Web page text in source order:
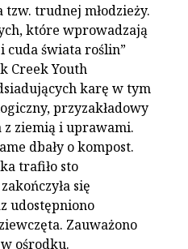
trudnej młodzieży.
które wprowadzają
cuda świata roślin”
Creek Youth
karę w tym
przyzakładowy
z ziemią i uprawami.
dbały o kompost.
trafiło sto
się
udostępniono
Zauważono
ośrodku.